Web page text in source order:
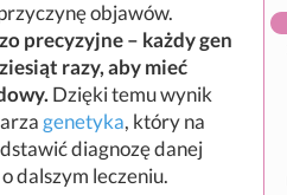
objawów.
precyzyjne – każdy gen
razy, aby mieć
Dzięki temu wynik
genetyka, który na
diagnozę danej
dalszym leczeniu.